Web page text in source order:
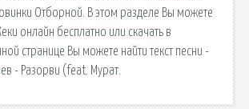
Отборной. В этом разделе Вы можете
онлайн бесплатно или скачать в
странице Вы можете найти текст песни -
- Разорви (feat. Мурат.